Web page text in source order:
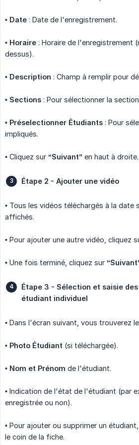
• Date : Date de l'enregistrement.
• Horaire : Horaire de l'enregistrement
dessus).
• Description : Champ à remplir pour
• Sections : Pour sélectionner la
• Préselectionner Étudiants : Pour
impliqués.
• Cliquez sur “Suivant” en haut à droite.
Étape 2 - Ajouter une vidéo
• Tous les vidéos téléchargés à la date
affichés.
• Pour ajouter une autre vidéo, cliquez
• Une fois terminé, cliquez sur
Étape 3 - Sélection et saisie
étudiant individuel
• Dans l'écran suivant, vous trouverez
• Photo Étudiant (si téléchargée).
• Nom et Prénom de l'étudiant.
• Indication de l'état de l'étudiant (par
enregistrée ou non).
• Pour ajouter ou supprimer un
le coin de la fiche.